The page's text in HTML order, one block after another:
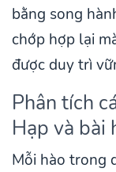
bằng song
chớp hợp lại
được duy trì
Phân tích
Hạp và bài
Mỗi hào trong